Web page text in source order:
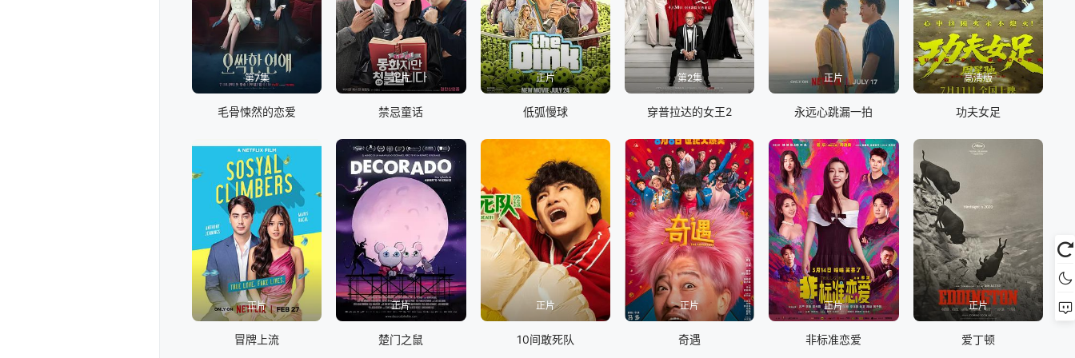
第7集
毛骨悚然的恋爱
正片
禁忌童话
正片
低弧慢球
第2集
穿普拉达的女王2
正片
永远心跳漏一拍
高清版
功夫女足
正片
冒牌上流
正片
楚门之鼠
正片
10间敢死队
正片
奇遇
正片
非标准恋爱
正片
爱丁顿